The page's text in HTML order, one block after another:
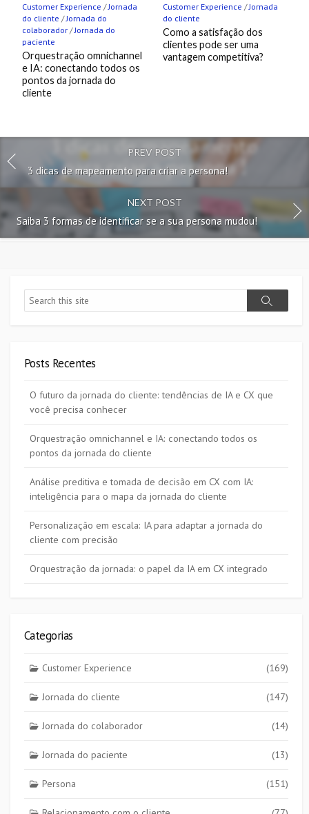
Customer Experience /Jornada
do cliente /Jornada do
colaborador/Jornada do
paciente
Orquestração omnichannel
e IA: conectando todos os
pontos da jornada do
cliente
Customer Experience /Jornada
do cliente
Como a satisfação dos
clientes pode ser uma
vantagem competitiva?
PREV POST
3 dicas de mapeamento para criar a persona!
NEXT POST
Saiba 3 formas de identificar se a sua persona mudou!
Search
Search
Posts Recentes
O futuro da jornada do cliente: tendências de IA e CX que
você precisa conhecer
Orquestração omnichannel e IA: conectando todos os
pontos da jornada do cliente
Análise preditiva e tomada de decisão em CX com IA:
inteligência para o mapa da jornada do cliente
Personalização em escala: IA para adaptar a jornada do
cliente com precisão
Orquestração da jornada: o papel da IA em CX integrado
Categorias
Customer Experience (169)
Jornada do cliente (147)
Jornada do colaborador (14)
Jornada do paciente (13)
Persona (151)